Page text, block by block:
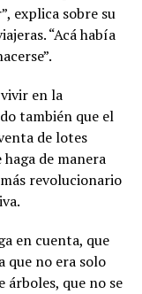
explica sobre su
“Acá había
en la
también que el
de lotes
haga de manera
revolucionario
en cuenta, que
que no era solo
que no se